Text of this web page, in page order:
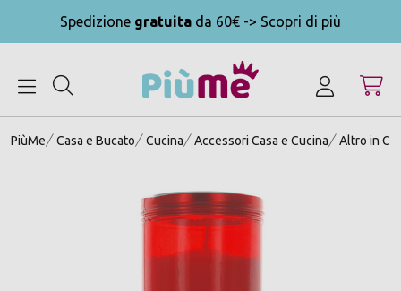
Spedizione gratuita da 60€ -> Scopri di più
PiùMe Casa e Bucato Cucina Accessori Casa e Cucina Altro in